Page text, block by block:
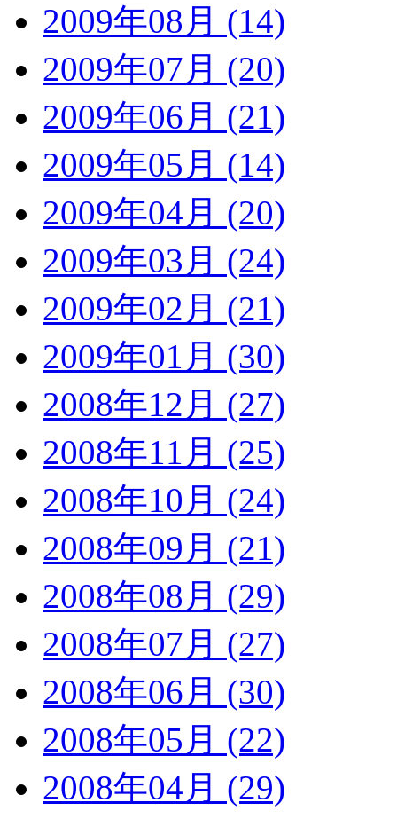
2009年08月 (14)
2009年07月 (20)
2009年06月 (21)
2009年05月 (14)
2009年04月 (20)
2009年03月 (24)
2009年02月 (21)
2009年01月 (30)
2008年12月 (27)
2008年11月 (25)
2008年10月 (24)
2008年09月 (21)
2008年08月 (29)
2008年07月 (27)
2008年06月 (30)
2008年05月 (22)
2008年04月 (29)